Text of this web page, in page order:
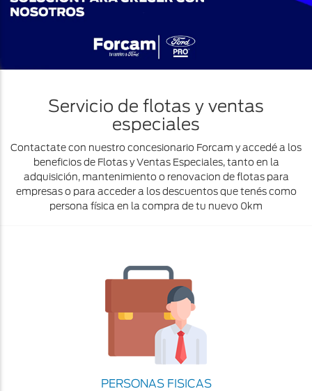
Servicio de flotas y ventas
especiales
Contactate con nuestro concesionario Forcam y accedé a los
beneficios de Flotas y Ventas Especiales, tanto en la
adquisición, mantenimiento o renovacion de flotas para
empresas o para acceder a los descuentos que tenés como
persona física en la compra de tu nuevo 0km
PERSONAS FISICAS